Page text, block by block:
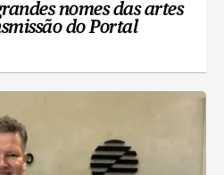
nomes das artes
do Portal